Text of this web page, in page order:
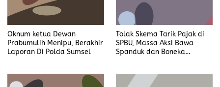
Oknum ketua Dewan
Prabumulih Menipu, Berakhir
Laporan Di Polda Sumsel
Tolak Skema Tarik Pajak di
SPBU, Massa Aksi Bawa
Spanduk dan Boneka
Gubernur NTT Melki Laka